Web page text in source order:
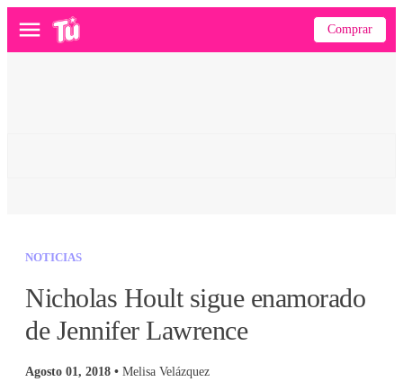
Menú Comprar
NOTICIAS
Nicholas Hoult sigue enamorado
de Jennifer Lawrence
Agosto 01, 2018 • Melisa Velázquez